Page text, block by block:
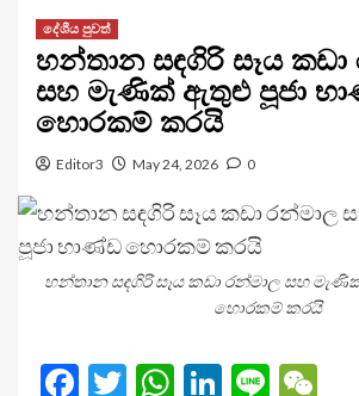
දේශීය පුවත්
හන්තාන සඳගිරි සෑය කඩා
සහ මැණික් ඇතුළු පූජා
හොරකම් කරයි
Editor3 May 24, 2026 0
හන්තාන සඳගිරි සෑය කඩා රන්මාල සහ
හොරකම් කරයි
Facebook
Twitter
WhatsApp
LinkedIn
Line